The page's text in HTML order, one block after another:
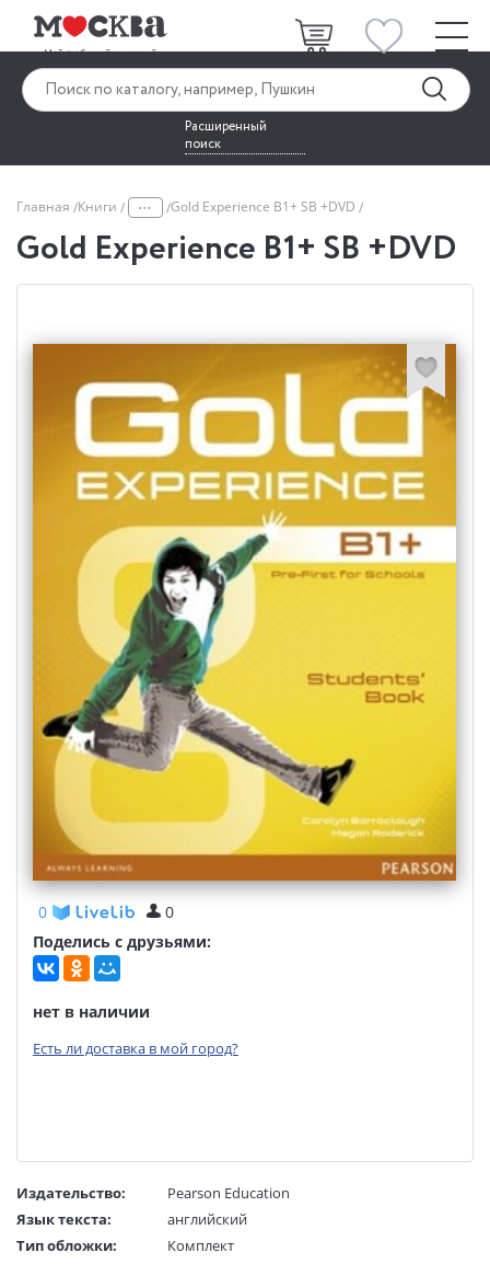
Расширенный
поиск
Главная Книги ... Gold Experience B1+ SB +DVD
Gold Experience B1+ SB +DVD
0
0
Поделись с друзьями:
нет в наличии
Есть ли доставка в мой город?
Издательство:
Pearson Education
Язык текста:
английский
Тип обложки:
Комплект